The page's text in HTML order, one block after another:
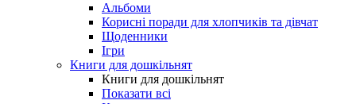
Альбоми
Корисні поради для хлопчиків та дівчат
Щоденники
Ігри
Книги для дошкільнят
Книги для дошкільнят
Показати всі